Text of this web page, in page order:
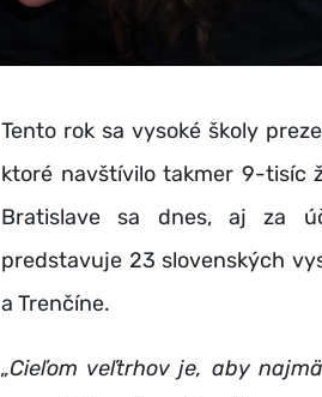
Tento rok sa vysoké školy
ktoré navštívilo takmer 9-tisíc
Bratislave sa dnes, aj za
predstavuje 23 slovenských
a Trenčíne.
„Cieľom veľtrhov je, aby